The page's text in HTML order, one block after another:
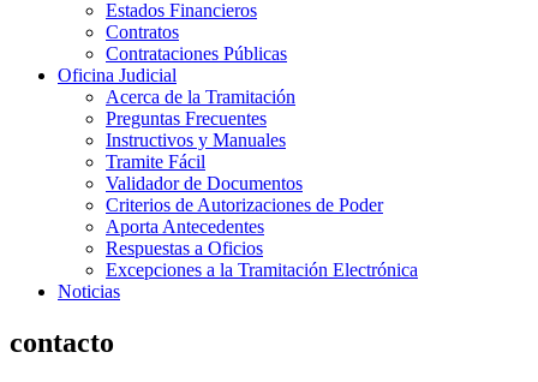
Estados Financieros
Contratos
Contrataciones Públicas
Oficina Judicial
Acerca de la Tramitación
Preguntas Frecuentes
Instructivos y Manuales
Tramite Fácil
Validador de Documentos
Criterios de Autorizaciones de Poder
Aporta Antecedentes
Respuestas a Oficios
Excepciones a la Tramitación Electrónica
Noticias
contacto